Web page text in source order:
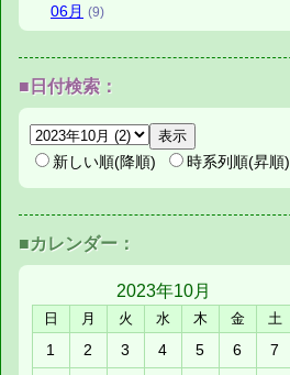
06月 (9)
■日付検索：
新しい順(降順) 時系列順(昇順)
■カレンダー：
2023年10月
日 月 火 水 木 金 土
1 2 3 4 5 6
7